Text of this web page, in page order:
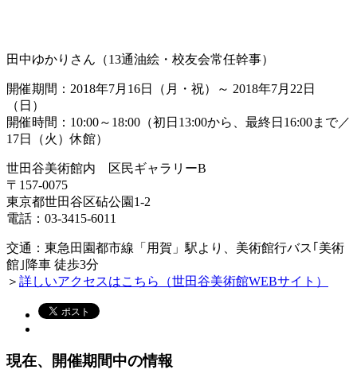
田中ゆかりさん（13通油絵・校友会常任幹事）
開催期間：2018年7月16日（月・祝）～ 2018年7月22日
（日）
開催時間：10:00～18:00（初日13:00から、最終日16:00まで／
17日（火）休館）
世田谷美術館内 区民ギャラリーB
〒157-0075
東京都世田谷区砧公園1-2
電話： 03-3415-6011
交通：東急田園都市線「用賀」駅より、美術館行バス｢美術
館｣降車 徒歩3分
＞ 詳しいアクセスはこちら（世田谷美術館WEBサイト）
現在、開催期間中の情報